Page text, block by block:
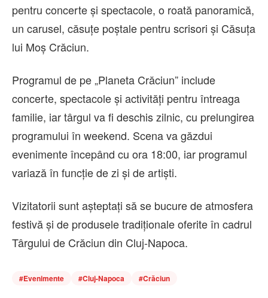
pentru concerte și spectacole, o roată panoramică,
un carusel, căsuțe poștale pentru scrisori și Căsuța
lui Moș Crăciun.
Programul de pe „Planeta Crăciun” include
concerte, spectacole și activități pentru întreaga
familie, iar târgul va fi deschis zilnic, cu prelungirea
programului în weekend. Scena va găzdui
evenimente începând cu ora 18:00, iar programul
variază în funcție de zi și de artiști.
Vizitatorii sunt așteptați să se bucure de atmosfera
festivă și de produsele tradiționale oferite în cadrul
Târgului de Crăciun din Cluj-Napoca.
#Evenimente #Cluj-Napoca #Crăciun